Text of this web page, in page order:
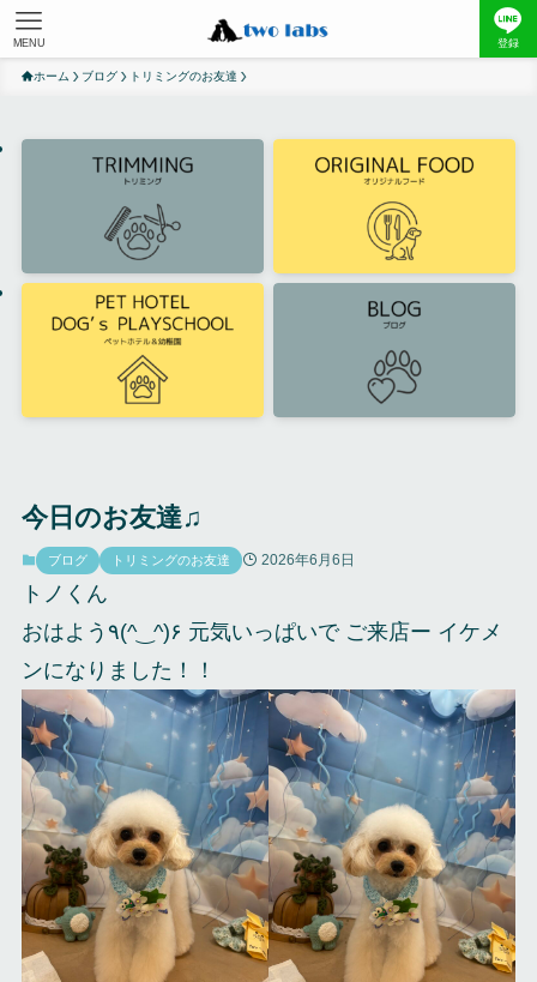
登録
MENU
ホーム ブログ トリミングのお友達
今日のお友達♫
ブログ トリミングのお友達 2026年6月6日
トノくん
おはよう٩(^‿^)۶ 元気いっぱいで ご来店ー イケメ
ンになりました！！